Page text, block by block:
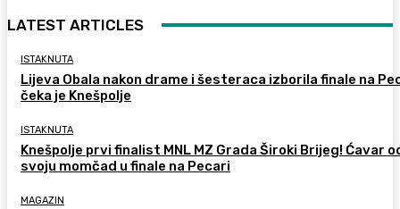
LATEST ARTICLES
ISTAKNUTA
Lijeva Obala nakon drame i šesteraca izborila finale na
čeka je Knešpolje
ISTAKNUTA
Knešpolje prvi finalist MNL MZ Grada Široki Brijeg! Ćavar
svoju momčad u finale na Pecari
MAGAZIN